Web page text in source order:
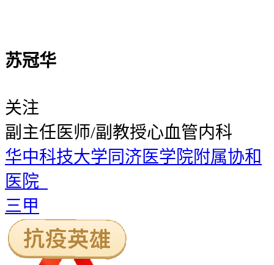
苏冠华
关注
副主任医师/副教授心血管内科
华中科技大学同济医学院附属协和
医院
三甲